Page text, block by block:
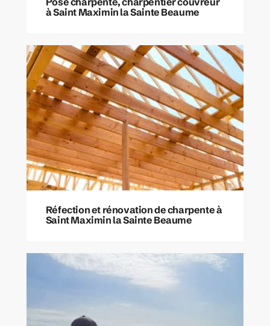
à Saint Maximin la Sainte Beaume
Réfection et rénovation de charpente à
Saint Maximin la Sainte Beaume